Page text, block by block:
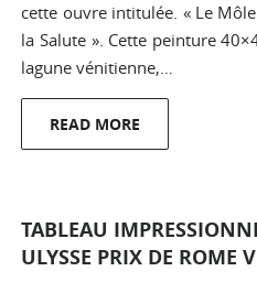
cette ouvre intitulée. « Le
la Salute ». Cette peinture
lagune vénitienne,…
READ MORE
TABLEAU
ULYSSE PRIX DE ROME